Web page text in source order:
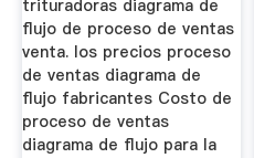
trituradoras diagrama de
flujo de proceso de ventas
venta. los precios proceso
de ventas diagrama de
flujo fabricantes Costo de
proceso de ventas
diagrama de flujo para la